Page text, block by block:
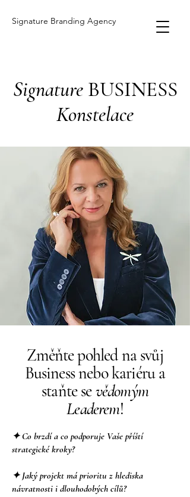
Signature Branding Agency
SignatureBUSINESS
Konstelace
Změňte pohled na svůj
Business nebo kariéru a
staňte sevědomým
Leaderem!
✦ Co brzdí a co podporuje Vaše příští
strategické kroky?
✦ Jaký projekt má prioritu z hlediska
návratnosti i dlouhodobých cílů?